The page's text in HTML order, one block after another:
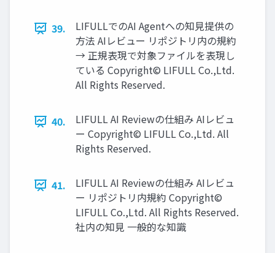
39.
LIFULLでのAI Agentへの知⾒提供の
⽅法 AIレビュー リポジトリ内の規約
→ 正規表現で対象ファイルを表現し
ている Copyright© LIFULL Co.,Ltd.
All Rights Reserved.
40.
LIFULL AI Reviewの仕組み AIレビュ
ー Copyright© LIFULL Co.,Ltd. All
Rights Reserved.
41.
LIFULL AI Reviewの仕組み AIレビュ
ー リポジトリ内規約 Copyright©
LIFULL Co.,Ltd. All Rights Reserved.
社内の知⾒ ⼀般的な知識